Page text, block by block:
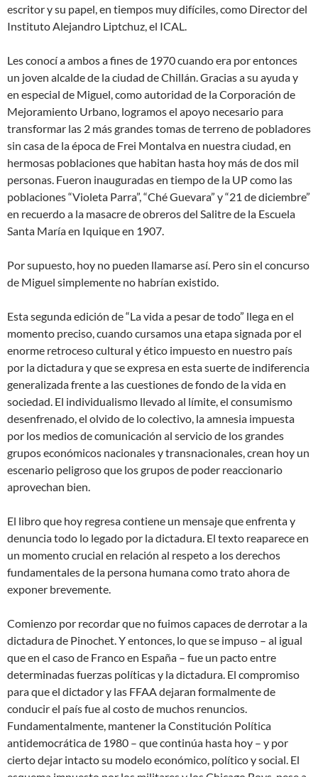
escritor y su papel, en tiempos muy difíciles, como Director del
Instituto Alejandro Liptchuz, el ICAL.
Les conocí a ambos a fines de 1970 cuando era por entonces
un joven alcalde de la ciudad de Chillán. Gracias a su ayuda y
en especial de Miguel, como autoridad de la Corporación de
Mejoramiento Urbano, logramos el apoyo necesario para
transformar las 2 más grandes tomas de terreno de pobladores
sin casa de la época de Frei Montalva en nuestra ciudad, en
hermosas poblaciones que habitan hasta hoy más de dos mil
personas. Fueron inauguradas en tiempo de la UP como las
poblaciones “Violeta Parra”, “Ché Guevara” y “21 de diciembre”
en recuerdo a la masacre de obreros del Salitre de la Escuela
Santa María en Iquique en 1907.
Por supuesto, hoy no pueden llamarse así. Pero sin el concurso
de Miguel simplemente no habrían existido.
Esta segunda edición de “La vida a pesar de todo” llega en el
momento preciso, cuando cursamos una etapa signada por el
enorme retroceso cultural y ético impuesto en nuestro país
por la dictadura y que se expresa en esta suerte de indiferencia
generalizada frente a las cuestiones de fondo de la vida en
sociedad. El individualismo llevado al límite, el consumismo
desenfrenado, el olvido de lo colectivo, la amnesia impuesta
por los medios de comunicación al servicio de los grandes
grupos económicos nacionales y transnacionales, crean hoy un
escenario peligroso que los grupos de poder reaccionario
aprovechan bien.
El libro que hoy regresa contiene un mensaje que enfrenta y
denuncia todo lo legado por la dictadura. El texto reaparece en
un momento crucial en relación al respeto a los derechos
fundamentales de la persona humana como trato ahora de
exponer brevemente.
Comienzo por recordar que no fuimos capaces de derrotar a la
dictadura de Pinochet. Y entonces, lo que se impuso – al igual
que en el caso de Franco en España – fue un pacto entre
determinadas fuerzas políticas y la dictadura. El compromiso
para que el dictador y las FFAA dejaran formalmente de
conducir el país fue al costo de muchos renuncios.
Fundamentalmente, mantener la Constitución Política
antidemocrática de 1980 – que continúa hasta hoy – y por
cierto dejar intacto su modelo económico, político y social. El